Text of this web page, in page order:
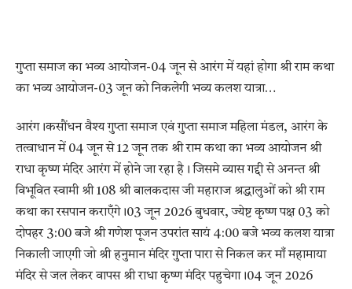
गुप्ता समाज का भव्य आयोजन-04 जून से आरंग में यहां होगा श्री राम कथा
का भव्य आयोजन-03 जून को निकलेगी भव्य कलश यात्रा…
आरंग।कसौंधन वैश्य गुप्ता समाज एवं गुप्ता समाज महिला मंडल, आरंग के
तत्वाधान में 04 जून से 12 जून तक श्री राम कथा का भव्य आयोजन श्री
राधा कृष्ण मंदिर आरंग में होने जा रहा है। जिसमे व्यास गद्दी से अनन्त श्री
विभूवित स्वामी श्री 108 श्री बालकदास जी महाराज श्रद्धालुओं को श्री राम
कथा का रसपान कराएँगे।03 जून 2026 बुधवार, ज्येष्ट कृष्ण पक्ष 03 को
दोपहर 3:00 बजे श्री गणेश पूजन उपरांत सायं 4:00 बजे भव्य कलश यात्रा
निकाली जाएगी जो श्री हनुमान मंदिर गुप्ता पारा से निकल कर माँ महामाया
मंदिर से जल लेकर वापस श्री राधा कृष्ण मंदिर पहुचेगा।04 जून 2026